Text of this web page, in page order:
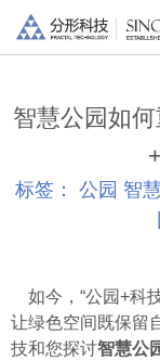
智慧公园如
标签： 公园 智
如今，“公园+科
让绿色空间既保留
技和您探讨智慧公